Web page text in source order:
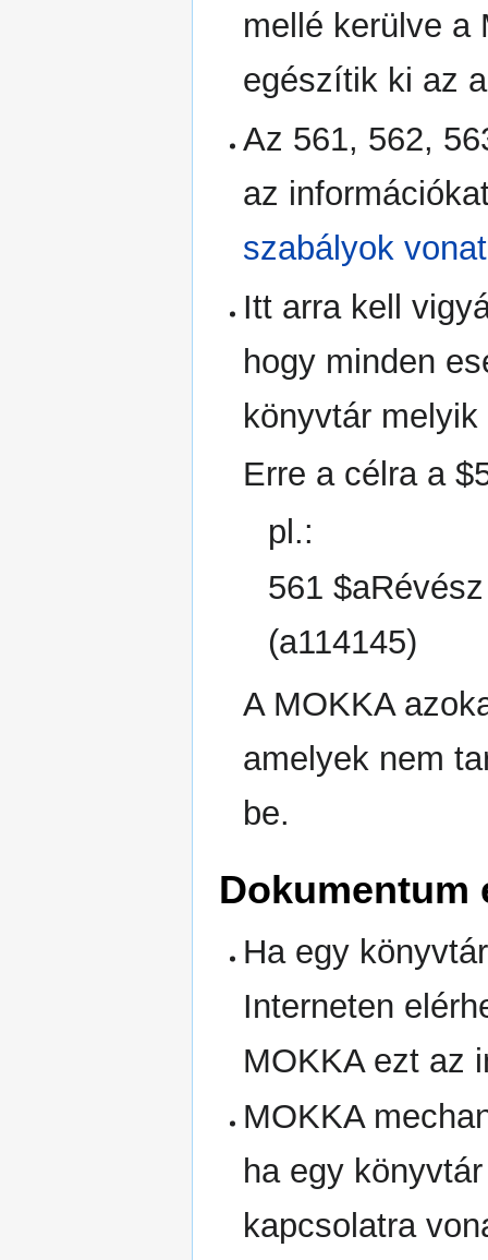
mellé kerülve a
egészítik ki az
Az 561, 562,
az
szabályok
Itt arra kell
hogy minden
könyvtár
Erre a célra a
pl.:
561
(a114145)
A MOKKA
amelyek nem
be.
Dokumentum
Ha egy
Interneten
MOKKA ezt az
MOKKA
ha egy
kapcsolatra